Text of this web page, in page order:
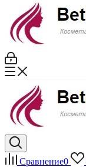
Сравнение0